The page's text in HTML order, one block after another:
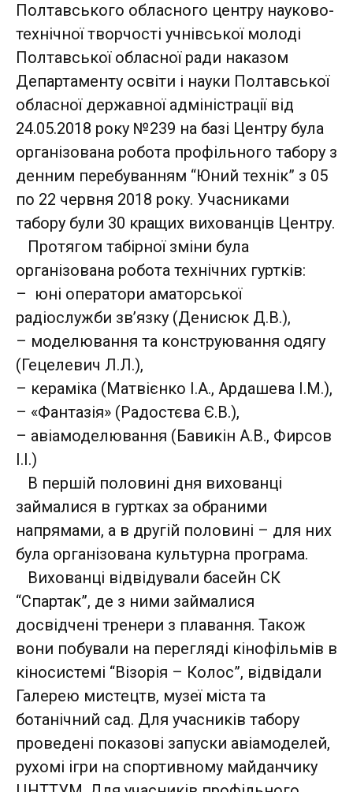
Полтавського обласного центру науково-
технічної творчості учнівської молоді
Полтавської обласної ради наказом
Департаменту освіти і науки Полтавської
обласної державної адміністрації від
24.05.2018 року №239 на базі Центру була
організована робота профільного табору з
денним перебуванням “Юний технік” з 05
по 22 червня 2018 року. Учасниками
табору були 30 кращих вихованців Центру.
Протягом табірної зміни була
організована робота технічних гуртків:
– юні оператори аматорської
радіослужби зв’язку (Денисюк Д.В.),
– моделювання та конструювання одягу
(Гецелевич Л.Л.),
– кераміка (Матвієнко І.А., Ардашева І.М.),
– «Фантазія» (Радостєва Є.В.),
– авіамоделювання (Бавикін А.В., Фирсов
І.І.)
В першій половині дня вихованці
займалися в гуртках за обраними
напрямами, а в другій половині – для них
була організована культурна програма.
Вихованці відвідували басейн СК
“Спартак”, де з ними займалися
досвідчені тренери з плавання. Також
вони побували на перегляді кінофільмів в
кіносистемі “Візорія – Колос”, відвідали
Галерею мистецтв, музеї міста та
ботанічний сад. Для учасників табору
проведені показові запуски авіамоделей,
рухомі ігри на спортивному майданчику